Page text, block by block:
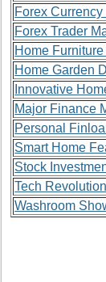
Forex Currency
Forex Trader
Home
Home Garden
Innovative
Major Finance
Personal
Smart Home
Stock
Tech
Washroom